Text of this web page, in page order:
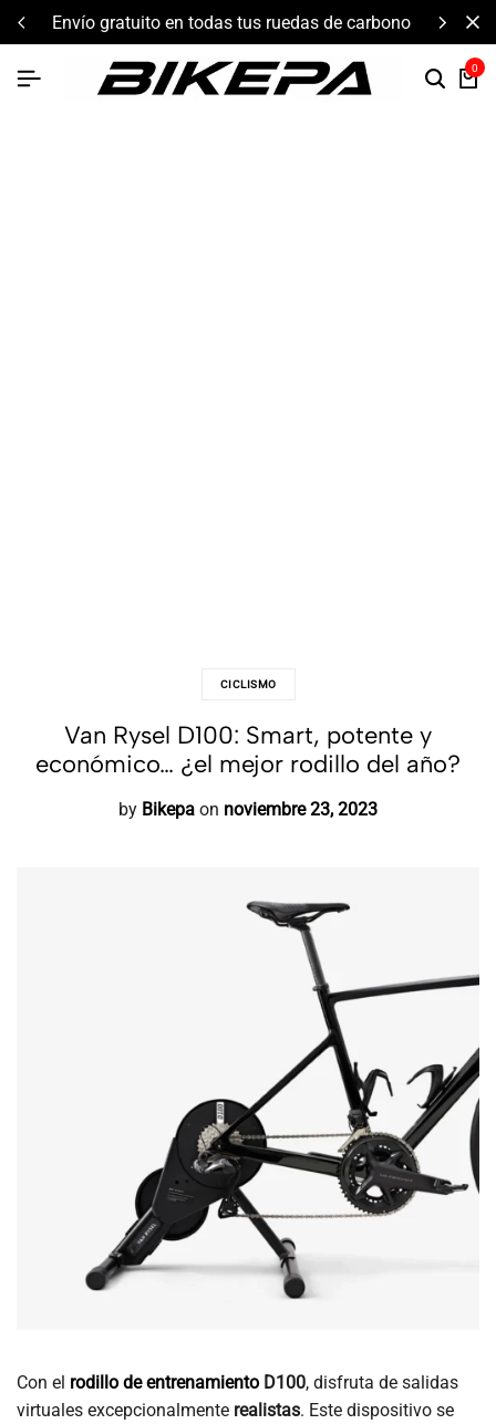
en todas tus ruedas de carbono
0
CICLISMO
Van Rysel D100: Smart, potente y
económico… ¿el mejor rodillo del año?
by Bikepa on noviembre 23, 2023
Con el rodillo de entrenamiento D100, disfruta de salidas
virtuales excepcionalmente realistas. Este dispositivo se